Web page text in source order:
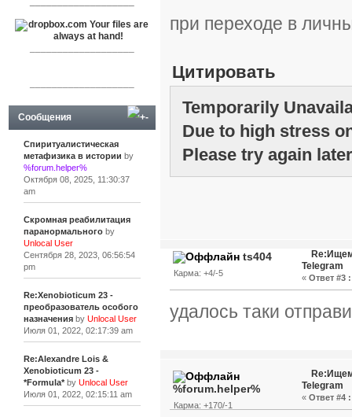
Сообщения
Спиритуалистическая
метафизика в истории by
%forum.helper%
Октября 08, 2025, 11:30:37
am
Скромная реабилитация
паранормальногоby
Unlocal User
Сентября 28, 2023, 06:56:54
pm
Re:Xenobioticum 23 -
преобразователь особого
назначенияby Unlocal User
Июля 01, 2022, 02:17:39 am
Re:Alexandre Lois &
Xenobioticum 23 -
*Formula*by Unlocal User
Июля 01, 2022, 02:15:11 am
при переходе в
Цитировать
Temporarily
Due to high stress
Please try again
ts404
Карма: +4/-5
Telegram
« Ответ #3 :
удалось таки
%forum.helper%
Карма: +170/-1
Telegram
« Ответ #4 :